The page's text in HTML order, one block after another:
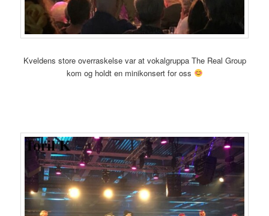
Kveldens store overraskelse var at vokalgruppa The Real Group
kom og holdt en minikonsert for oss